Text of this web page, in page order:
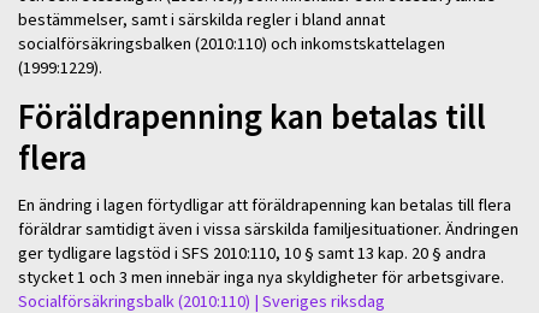
bestämmelser, samt i särskilda regler i bland annat
socialförsäkringsbalken (2010:110) och inkomstskattelagen
(1999:1229).
Föräldrapenning kan betalas till
flera
En ändring i lagen förtydligar att föräldrapenning kan betalas till flera
föräldrar samtidigt även i vissa särskilda familjesituationer. Ändringen
ger tydligare lagstöd i SFS 2010:110, 10 § samt 13 kap. 20 § andra
stycket 1 och 3 men innebär inga nya skyldigheter för arbetsgivare.
Socialförsäkringsbalk (2010:110) | Sveriges riksdag